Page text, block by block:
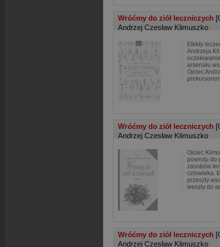
Wróćmy do ziół leczniczych
Andrzej Czesław Klimuszko
Efekty
Andrzeja
arsenału
Ojciec
Wróćmy do ziół leczniczych
Andrzej Czesław Klimuszko
Ojciec
powrotu do
zasobów
człowieka.
przeszły
weszły do
Wróćmy do ziół leczniczych
Andrzej Czesław Klimuszko